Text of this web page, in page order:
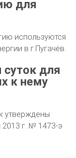
для
используются
в г.Пугачёв.
для
к нему
утверждены
г. № 1473-э